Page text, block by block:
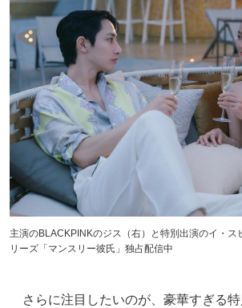
主演のBLACKPINKのジス（右）と特別出演のイ・
リーズ「マンスリー彼氏」独占配信中
さらに注目したいのが、豪華すぎる特